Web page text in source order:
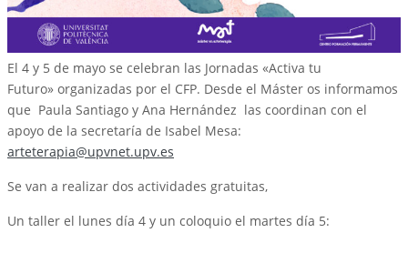
El 4 y 5 de mayo se celebran las Jornadas «Activa tu
Futuro» organizadas por el CFP. Desde el Máster os informamos
que Paula Santiago y Ana Hernández las coordinan con el
apoyo de la secretaría de Isabel Mesa:
arteterapia@upvnet.upv.es
Se van a realizar dos actividades gratuitas,
Un taller el lunes día 4 y un coloquio el martes día 5: